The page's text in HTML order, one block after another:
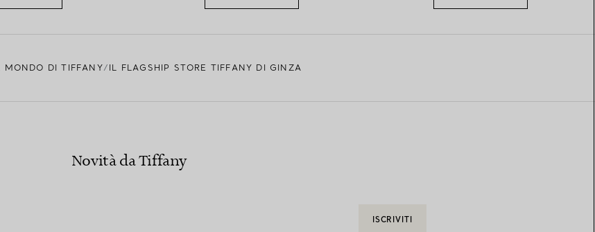
MONDO DI TIFFANY IL FLAGSHIP STORE TIFFANY DI GINZA
Novità da Tiffany
ISCRIVITI